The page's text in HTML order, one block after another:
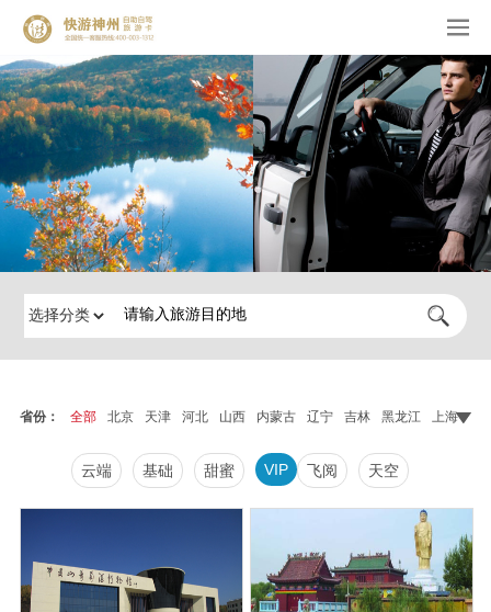
省份： 全部 北京 天津 河北 山西 内蒙古 辽宁 吉林 黑龙江 上海 江
云端 基础 甜蜜 VIP 飞阅 天空